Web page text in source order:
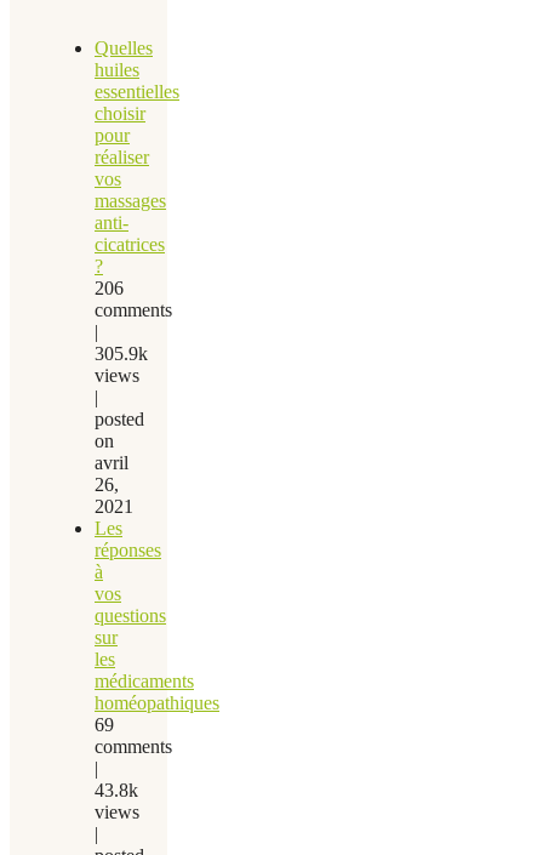
Quelles
huiles
essentielles
choisir
pour
réaliser
vos
massages
anti-
cicatrices
?
206
comments
|
305.9k
views
|
posted
on
avril
26,
2021
Les
réponses
à
vos
questions
sur
les
médicaments
homéopathiques
69
comments
|
43.8k
views
|